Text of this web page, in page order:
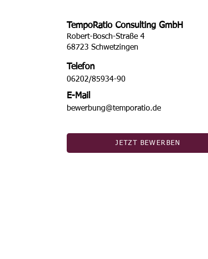
Telefon
E-Mail
TempoRatio Consulting GmbH
Robert-Bosch-Straße 4
68723 Schwetzingen
06202/85934-90
bewerbung@temporatio.de
JETZT BEWERBEN